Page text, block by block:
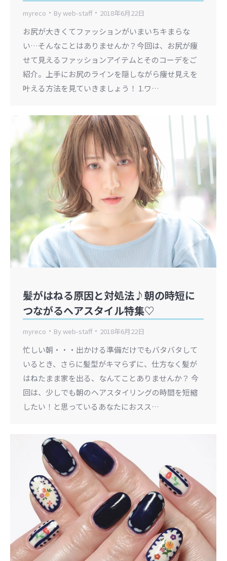
myreco Byweb-staff 2018年6月22日
お尻が大きくてファッションがいまいちキまらな
い…そんなことはありませんか？今回は、お尻が痩
せて見えるファッションアイテムとそのコーデをご
紹介。上手にお尻のラインを隠しながら痩せ見えを
叶える方法を見ていきましょう！ 1.ワ…
髪がはねる原因と対処法♪朝の時短に
つながるヘアスタイル特集♡
myreco Byweb-staff 2018年6月22日
忙しい朝・・・出かける準備だけでもバタバタして
いるとき、さらに髪型がキマらずに、仕方なく髪が
はねたまま家を出る、なんてことありませんか？ 今
回は、少しでも朝のヘアスタイリングの時間を短縮
したい！と思っているあなたにおスス…